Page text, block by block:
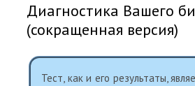
Диагностика Вашего
(сокращенная версия)
Тест, как и его результаты,